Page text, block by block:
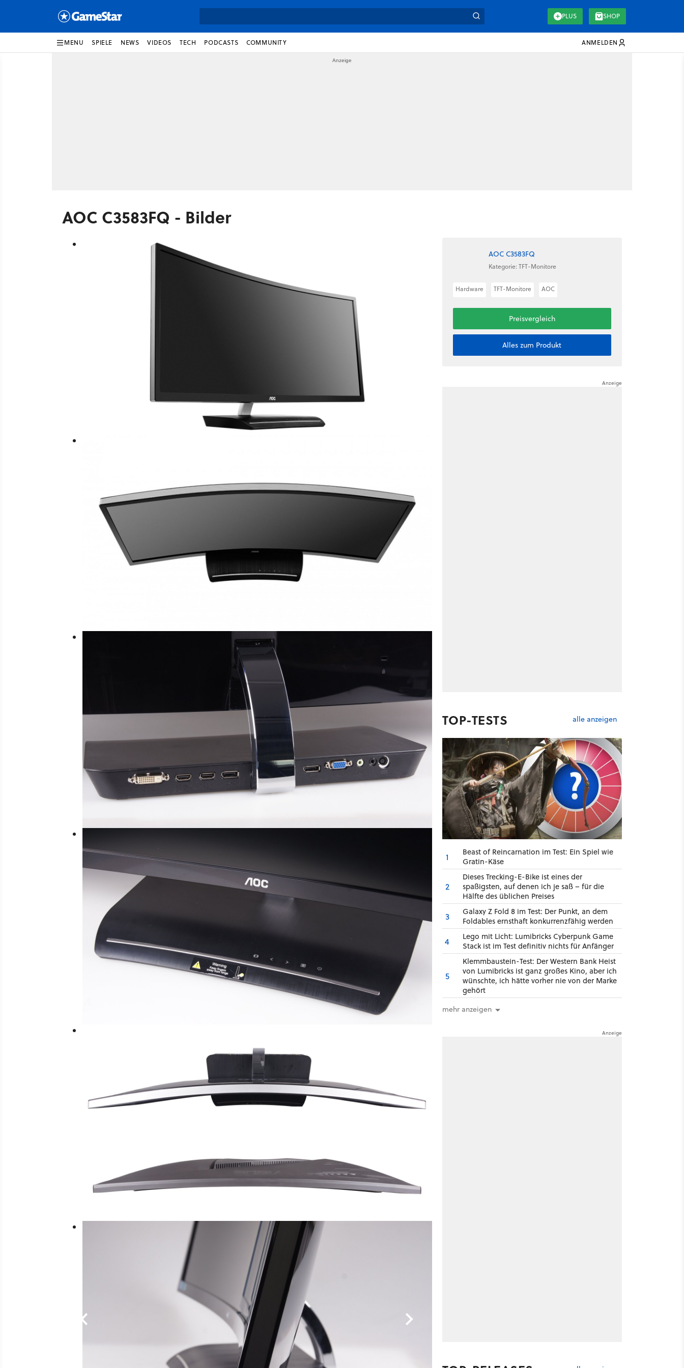
PLUS SHOP
MENU SPIELE NEWS VIDEOS TECH PODCASTS COMMUNITY ANMELDEN
AOC C3583FQ - Bilder
AOC C3583FQ
Kategorie: TFT-Monitore
Hardware TFT-Monitore AOC
Preisvergleich
Alles zum Produkt
TOP-TESTS alle anzeigen
1
Beast of Reincarnation im Test: Ein Spiel wie
Gratin-Käse
2
Dieses Trecking-E-Bike ist eines der
spaßigsten, auf denen ich je saß – für die
Hälfte des üblichen Preises
3
Galaxy Z Fold 8 im Test: Der Punkt, an dem
Foldables ernsthaft konkurrenzfähig werden
4
Lego mit Licht: Lumibricks Cyberpunk Game
Stack ist im Test definitiv nichts für Anfänger
5
Klemmbaustein-Test: Der Western Bank Heist
von Lumibricks ist ganz großes Kino, aber ich
wünschte, ich hätte vorher nie von der Marke
gehört
mehr anzeigen